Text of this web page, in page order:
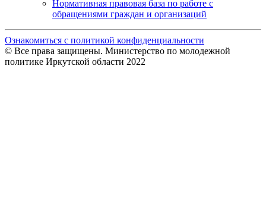
Нормативная правовая база по работе с
обращениями граждан и организаций
Ознакомиться с политикой конфиденциальности
© Все права защищены. Министерство по молодежной
политике Иркутской области 2022